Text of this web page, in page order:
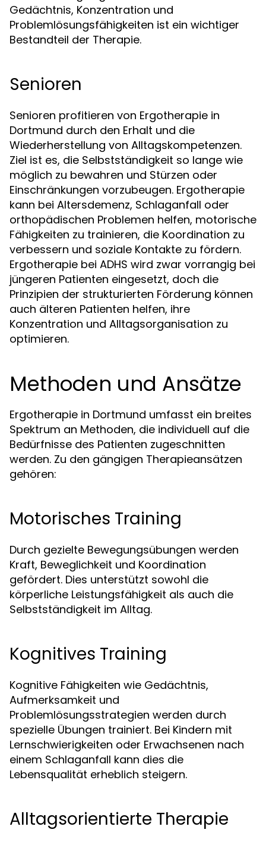
Gedächtnis, Konzentration und
Problemlösungsfähigkeiten ist ein wichtiger
Bestandteil der Therapie.
Senioren
Senioren profitieren von Ergotherapie in
Dortmund durch den Erhalt und die
Wiederherstellung von Alltagskompetenzen.
Ziel ist es, die Selbstständigkeit so lange wie
möglich zu bewahren und Stürzen oder
Einschränkungen vorzubeugen. Ergotherapie
kann bei Altersdemenz, Schlaganfall oder
orthopädischen Problemen helfen, motorische
Fähigkeiten zu trainieren, die Koordination zu
verbessern und soziale Kontakte zu fördern.
Ergotherapie bei ADHS wird zwar vorrangig bei
jüngeren Patienten eingesetzt, doch die
Prinzipien der strukturierten Förderung können
auch älteren Patienten helfen, ihre
Konzentration und Alltagsorganisation zu
optimieren.
Methoden und Ansätze
Ergotherapie in Dortmund umfasst ein breites
Spektrum an Methoden, die individuell auf die
Bedürfnisse des Patienten zugeschnitten
werden. Zu den gängigen Therapieansätzen
gehören:
Motorisches Training
Durch gezielte Bewegungsübungen werden
Kraft, Beweglichkeit und Koordination
gefördert. Dies unterstützt sowohl die
körperliche Leistungsfähigkeit als auch die
Selbstständigkeit im Alltag.
Kognitives Training
Kognitive Fähigkeiten wie Gedächtnis,
Aufmerksamkeit und
Problemlösungsstrategien werden durch
spezielle Übungen trainiert. Bei Kindern mit
Lernschwierigkeiten oder Erwachsenen nach
einem Schlaganfall kann dies die
Lebensqualität erheblich steigern.
Alltagsorientierte Therapie